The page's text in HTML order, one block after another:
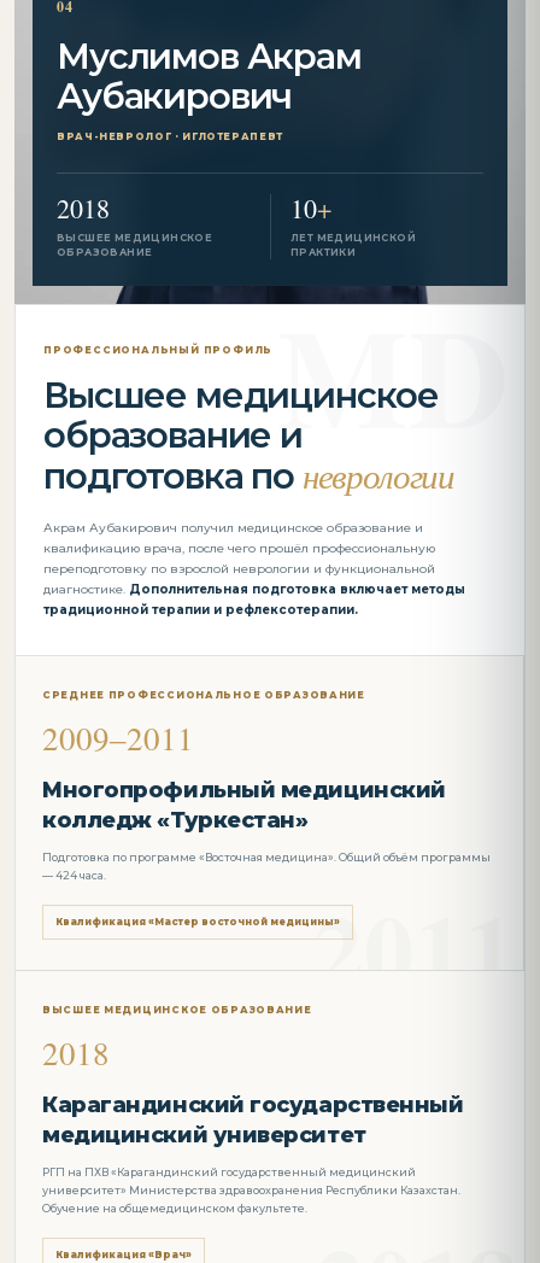
04
Муслимов Акрам
Аубакирович
ВРАЧ-НЕВРОЛОГ · ИГЛОТЕРАПЕВТ
2018
ВЫСШЕЕ МЕДИЦИНСКОЕ
ОБРАЗОВАНИЕ
10+
ЛЕТ МЕДИЦИНСКОЙ
ПРАКТИКИ
ПРОФЕССИОНАЛЬНЫЙ ПРОФИЛЬ
Высшее медицинское
образование и
подготовка по неврологии
Акрам Аубакирович получил медицинское образование и
квалификацию врача, после чего прошёл профессиональную
переподготовку по взрослой неврологии и функциональной
диагностике. Дополнительная подготовка включает методы
традиционной терапии и рефлексотерапии.
СРЕДНЕЕ ПРОФЕССИОНАЛЬНОЕ ОБРАЗОВАНИЕ
2009–2011
Многопрофильный медицинский
колледж «Туркестан»
Подготовка по программе «Восточная медицина». Общий объём программы
— 424 часа.
Квалификация «Мастер восточной медицины»
ВЫСШЕЕ МЕДИЦИНСКОЕ ОБРАЗОВАНИЕ
2018
Карагандинский государственный
медицинский университет
РГП на ПХВ «Карагандинский государственный медицинский
университет» Министерства здравоохранения Республики Казахстан.
Обучение на общемедицинском факультете.
Квалификация «Врач»